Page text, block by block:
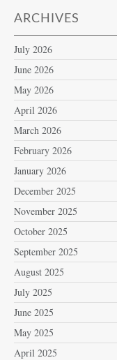
ARCHIVES
July 2026
June 2026
May 2026
April 2026
March 2026
February 2026
January 2026
December 2025
November 2025
October 2025
September 2025
August 2025
July 2025
June 2025
May 2025
April 2025